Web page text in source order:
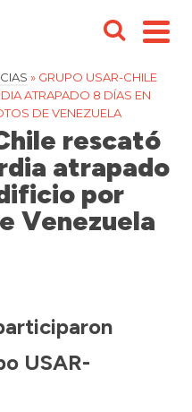
» GRUPO USAR-CHILE
ATRAPADO 8 DÍAS EN
DE VENEZUELA
rescató
atrapado
por
Venezuela
USAR-